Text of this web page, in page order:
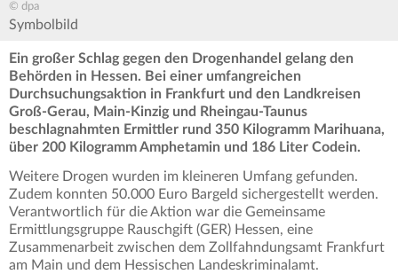
© dpa
Symbolbild
Ein großer Schlag gegen den Drogenhandel gelang den
Behörden in Hessen. Bei einer umfangreichen
Durchsuchungsaktion in Frankfurt und den Landkreisen
Groß-Gerau, Main-Kinzig und Rheingau-Taunus
beschlagnahmten Ermittler rund 350 Kilogramm Marihuana,
über 200 Kilogramm Amphetamin und 186 Liter Codein.
Weitere Drogen wurden im kleineren Umfang gefunden.
Zudem konnten 50.000 Euro Bargeld sichergestellt werden.
Verantwortlich für die Aktion war die Gemeinsame
Ermittlungsgruppe Rauschgift (GER) Hessen, eine
Zusammenarbeit zwischen dem Zollfahndungsamt Frankfurt
am Main und dem Hessischen Landeskriminalamt.